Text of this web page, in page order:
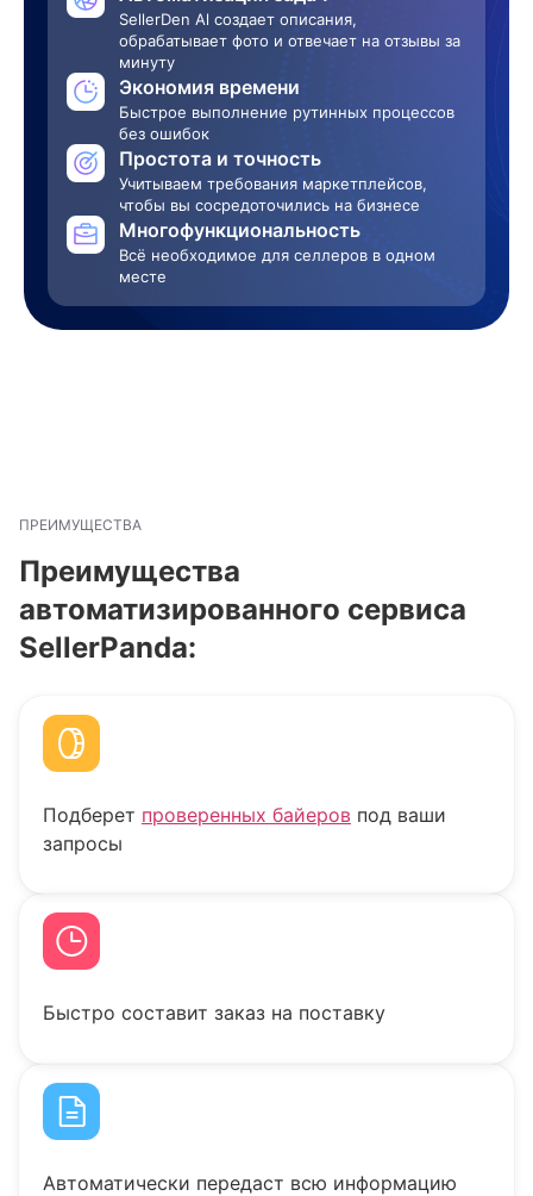
SellerDen Al создает описания,
обрабатывает фото и отвечает на отзывы за
минуту
Экономия времени
Быстрое выполнение рутинных процессов
без ошибок
Простота и точность
Учитываем требования маркетплейсов,
чтобы вы сосредоточились на бизнесе
Многофункциональность
Всё необходимое для селлеров в одном
месте
ПРЕИМУЩЕСТВА
Преимущества
автоматизированного сервиса
SellerPanda:
Подберет проверенных байеров под ваши
запросы
Быстро составит заказ на поставку
Автоматически передаст всю информацию